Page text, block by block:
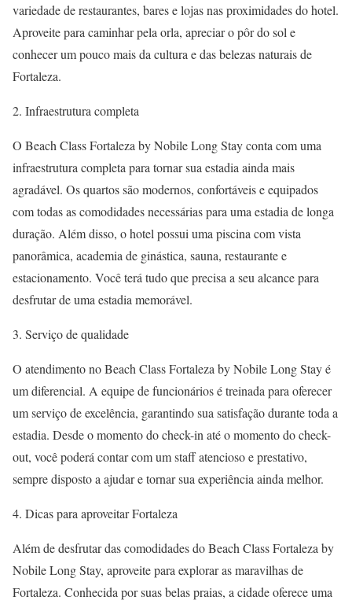
variedade de restaurantes, bares e lojas nas proximidades do hotel.
Aproveite para caminhar pela orla, apreciar o pôr do sol e
conhecer um pouco mais da cultura e das belezas naturais de
Fortaleza.
2. Infraestrutura completa
O Beach Class Fortaleza by Nobile Long Stay conta com uma
infraestrutura completa para tornar sua estadia ainda mais
agradável. Os quartos são modernos, confortáveis ​​e equipados
com todas as comodidades necessárias para uma estadia de longa
duração. Além disso, o hotel possui uma piscina com vista
panorâmica, academia de ginástica, sauna, restaurante e
estacionamento. Você terá tudo que precisa a seu alcance para
desfrutar de uma estadia memorável.
3. Serviço de qualidade
O atendimento no Beach Class Fortaleza by Nobile Long Stay é
um diferencial. A equipe de funcionários é treinada para oferecer
um serviço de excelência, garantindo sua satisfação durante toda a
estadia. Desde o momento do check-in até o momento do check-
out, você poderá contar com um staff atencioso e prestativo,
sempre disposto a ajudar e tornar sua experiência ainda melhor.
4. Dicas para aproveitar Fortaleza
Além de desfrutar das comodidades do Beach Class Fortaleza by
Nobile Long Stay, aproveite para explorar as maravilhas de
Fortaleza. Conhecida por suas belas praias, a cidade oferece uma